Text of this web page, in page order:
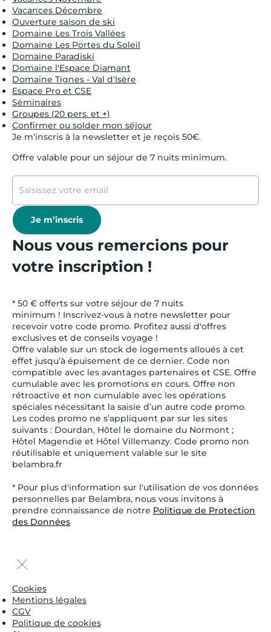
Vacances Décembre
Ouverture saison de ski
Domaine Les Trois Vallées
Domaine Les Portes du Soleil
Domaine Paradiski
Domaine l'Espace Diamant
Domaine Tignes - Val d'Isère
Espace Pro et CSE
Séminaires
Groupes (20 pers. et +)
Confirmer ou solder mon séjour
Je m'inscris à la newsletter et je reçois 50€.
Offre valable pour un séjour de 7 nuits minimum.
Je m’inscris
Nous vous remercions pour
votre inscription !
* 50 € offerts sur votre séjour de 7 nuits
minimum ! Inscrivez-vous à notre newsletter pour
recevoir votre code promo. Profitez aussi d'offres
exclusives et de conseils voyage !
Offre valable sur un stock de logements alloués à cet
effet jusqu’à épuisement de ce dernier. Code non
compatible avec les avantages partenaires et CSE. Offre
cumulable avec les promotions en cours. Offre non
rétroactive et non cumulable avec les opérations
spéciales nécessitant la saisie d’un autre code promo.
Les codes promo ne s’appliquent par sur les sites
suivants : Dourdan, Hôtel le domaine du Normont ;
Hôtel Magendie et Hôtel Villemanzy. Code promo non
réutilisable et uniquement valable sur le site
belambra.fr
* Pour plus d'information sur l'utilisation de vos données
personnelles par Belambra, nous vous invitons à
prendre connaissance de notre Politique de Protection
des Données
Cookies
Mentions légales
CGV
Politique de cookies